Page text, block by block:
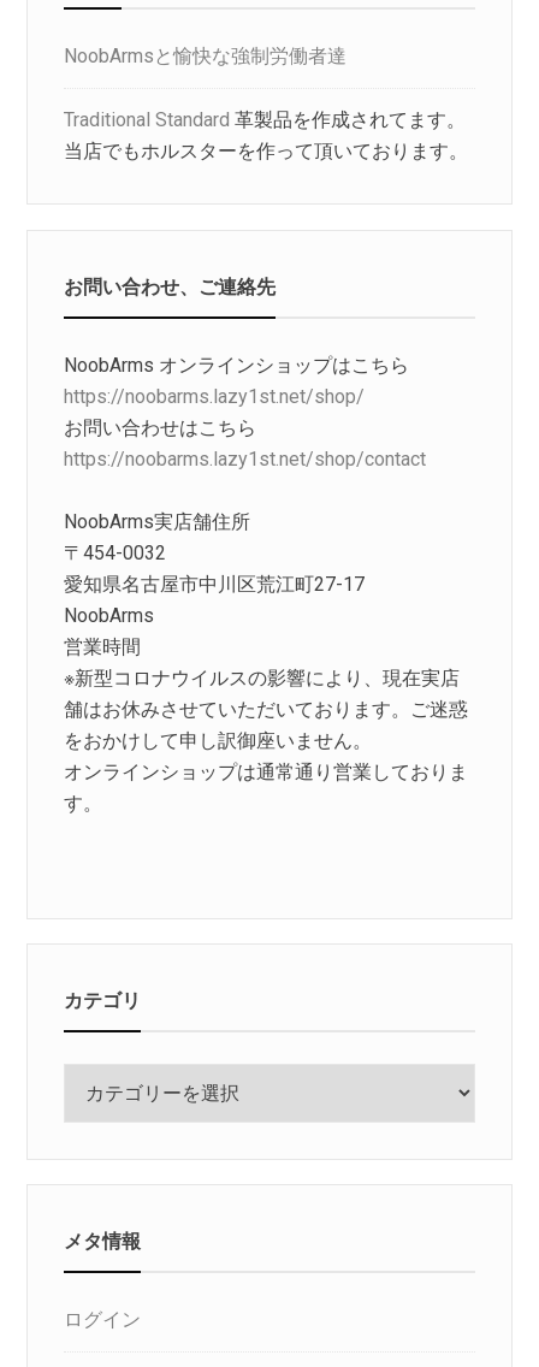
NoobArmsと愉快な強制労働者達
Traditional Standard 革製品を作成されてます。
当店でもホルスターを作って頂いております。
お問い合わせ、ご連絡先
NoobArms オンラインショップはこちら
https://noobarms.lazy1st.net/shop/
お問い合わせはこちら
https://noobarms.lazy1st.net/shop/contact
NoobArms実店舗住所
〒454-0032
愛知県名古屋市中川区荒江町27-17
NoobArms
営業時間
※新型コロナウイルスの影響により、現在実店
舗はお休みさせていただいております。ご迷惑
をおかけして申し訳御座いません。
オンラインショップは通常通り営業しておりま
す。
カテゴリ
メタ情報
ログイン